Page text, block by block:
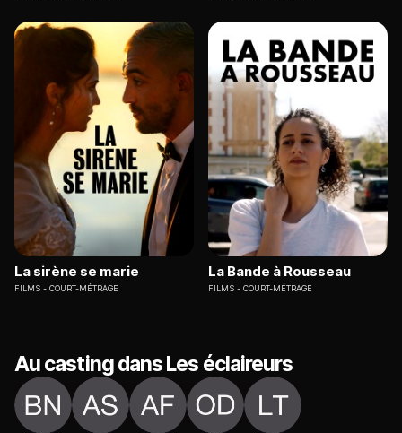
La sirène se marie
FILMS COURT-MÉTRAGE
La Bande à Rousseau
FILMS COURT-MÉTRAGE
Au casting dans Les éclaireurs